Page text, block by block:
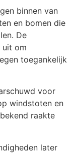
binnen van
en bomen die
De
uit om
toegankelijk
voor
windstoten en
raakte
later